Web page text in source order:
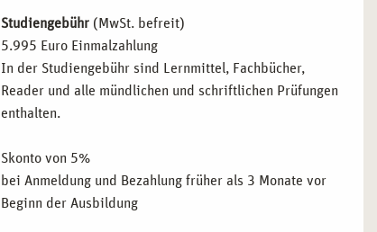
Studiengebühr (MwSt. befreit)
5.995 Euro Einmalzahlung
In der Studiengebühr sind Lernmittel, Fachbücher,
Reader und alle mündlichen und schriftlichen Prüfungen
enthalten.
Skonto von 5%
bei Anmeldung und Bezahlung früher als 3 Monate vor
Beginn der Ausbildung